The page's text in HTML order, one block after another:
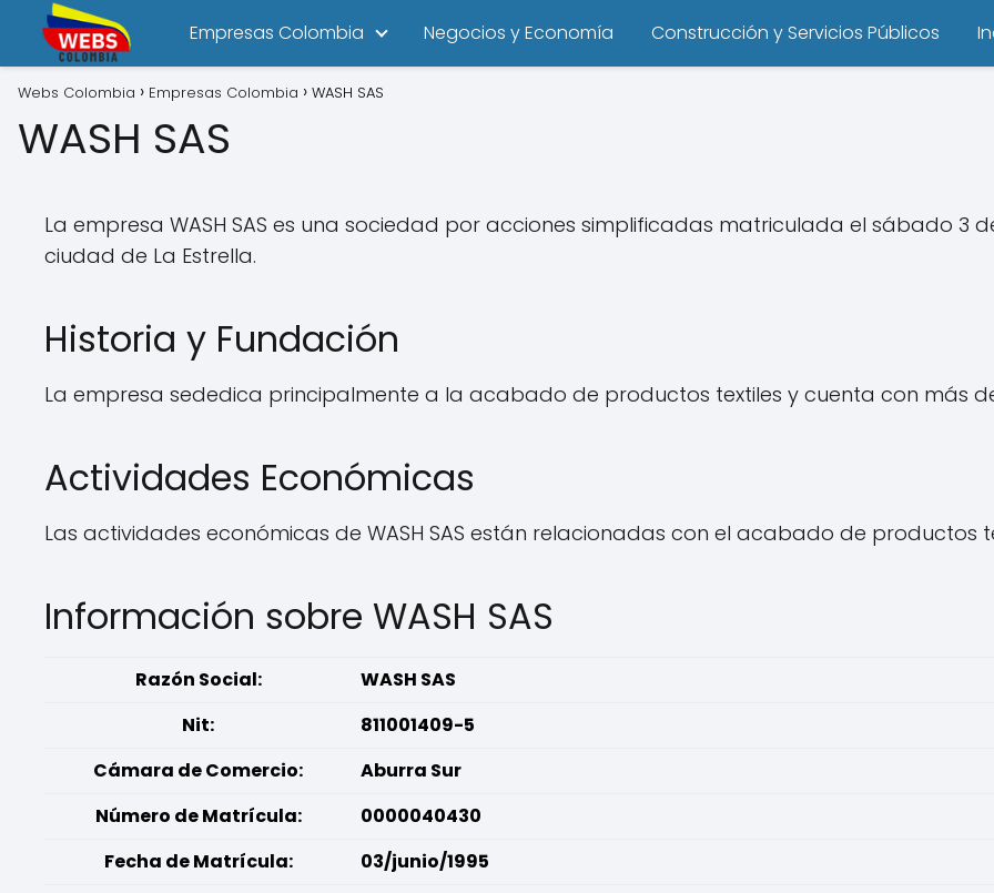
Empresas Colombia Negocios y Economía Construcción y Servicios Públicos
Webs Colombia Empresas Colombia WASH SAS
WASH SAS
La empresa WASH SAS es una sociedad por acciones simplificadas matriculada el sábado 3
ciudad de La Estrella.
Historia y Fundación
La empresa sededica principalmente a la acabado de productos textiles y cuenta con más
Actividades Económicas
Las actividades económicas de WASH SAS están relacionadas con el acabado de productos
Información sobre WASH SAS
Razón Social:
WASH SAS
Nit:
811001409-5
Cámara de Comercio:
Aburra Sur
Número de Matrícula:
0000040430
Fecha de Matrícula:
03/junio/1995